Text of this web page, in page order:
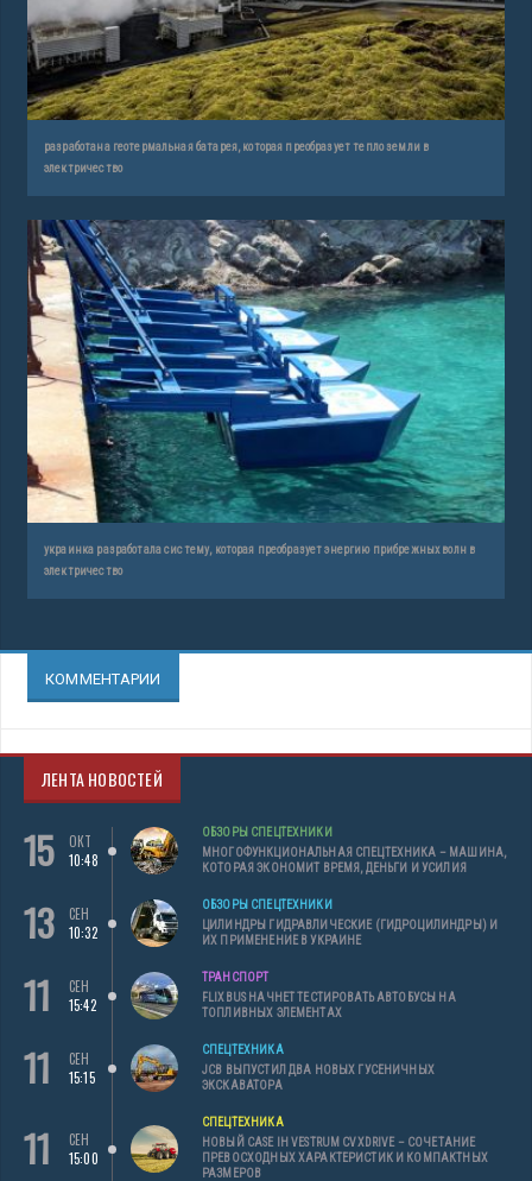
разработана геотермальная батарея, которая преобразует тепло земли в
электричество
украинка разработала систему, которая преобразует энергию прибрежных волн в
электричество
КОММЕНТАРИИ
ЛЕНТА НОВОСТЕЙ
15
ОКТ
10:48
ОБЗОРЫ СПЕЦТЕХНИКИ
МНОГОФУНКЦИОНАЛЬНАЯ СПЕЦТЕХНИКА – МАШИНА,
КОТОРАЯ ЭКОНОМИТ ВРЕМЯ, ДЕНЬГИ И УСИЛИЯ
13
СЕН
10:32
ОБЗОРЫ СПЕЦТЕХНИКИ
ЦИЛИНДРЫ ГИДРАВЛИЧЕСКИЕ (ГИДРОЦИЛИНДРЫ) И
ИХ ПРИМЕНЕНИЕ В УКРАИНЕ
11
СЕН
15:42
ТРАНСПОРТ
FLIXBUS НАЧНЕТ ТЕСТИРОВАТЬ АВТОБУСЫ НА
ТОПЛИВНЫХ ЭЛЕМЕНТАХ
11
СЕН
15:15
СПЕЦТЕХНИКА
JCB ВЫПУСТИЛ ДВА НОВЫХ ГУСЕНИЧНЫХ
ЭКСКАВАТОРА
11
СЕН
15:00
СПЕЦТЕХНИКА
НОВЫЙ CASE IH VESTRUM CVXDRIVE – СОЧЕТАНИЕ
ПРЕВОСХОДНЫХ ХАРАКТЕРИСТИК И КОМПАКТНЫХ
РАЗМЕРОВ